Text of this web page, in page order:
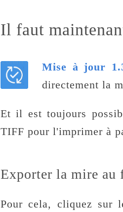
Il faut
Mise à jour
directement la
Et il est toujours
TIFF pour l'imprimer à
Exporter la mire au
Pour cela, cliquez sur